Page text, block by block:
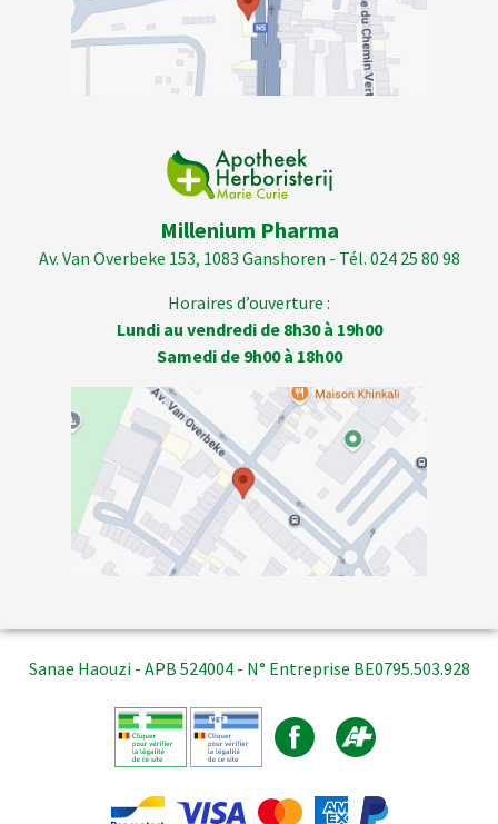
Millenium Pharma
Av. Van Overbeke 153, 1083 Ganshoren - Tél. 024 25 80 98
Horaires d’ouverture :
Lundi au vendredi de 8h30 à 19h00
Samedi de 9h00 à 18h00
Sanae Haouzi - APB 524004 - N° Entreprise BE0795.503.928